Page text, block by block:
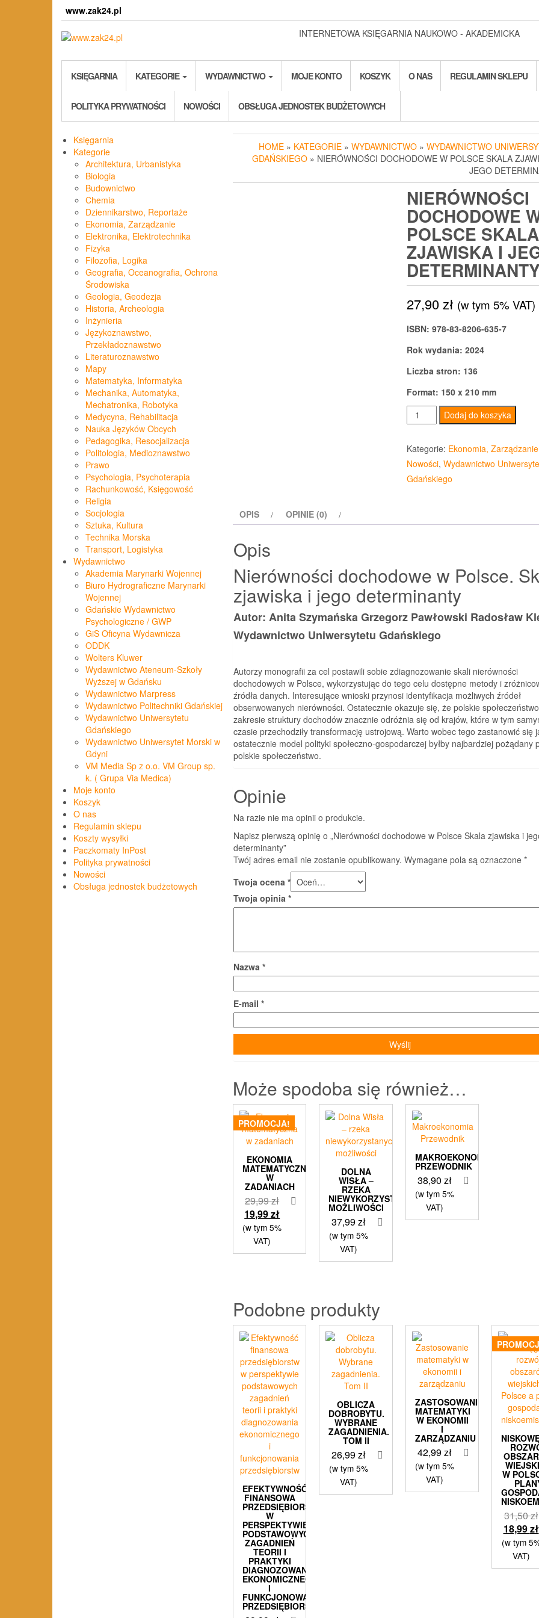
www.zak24.pl
INTERNETOWA KSIĘGARNIA NAUKOWO - AKADEMICKA
KSIĘGARNIA KATEGORIE WYDAWNICTWO MOJE KONTO KOSZYK O NAS REGULAMIN SKLEPU
POLITYKA PRYWATNOŚCI NOWOŚCI OBSŁUGA JEDNOSTEK BUDŻETOWYCH
Księgarnia
Kategorie
Architektura, Urbanistyka
Biologia
Budownictwo
Chemia
Dziennikarstwo, Reportaże
Ekonomia, Zarządzanie
Elektronika, Elektrotechnika
Fizyka
Filozofia, Logika
Geografia, Oceanografia, Ochrona
Środowiska
Geologia, Geodezja
Historia, Archeologia
Inżynieria
Językoznawstwo,
Przekładoznawstwo
Literaturoznawstwo
Mapy
Matematyka, Informatyka
Mechanika, Automatyka,
Mechatronika, Robotyka
Medycyna, Rehabilitacja
Nauka Języków Obcych
Pedagogika, Resocjalizacja
Politologia, Medioznawstwo
Prawo
Psychologia, Psychoterapia
Rachunkowość, Księgowość
Religia
Socjologia
Sztuka, Kultura
Technika Morska
Transport, Logistyka
Wydawnictwo
Akademia Marynarki Wojennej
Biuro Hydrograficzne Marynarki
Wojennej
Gdańskie Wydawnictwo
Psychologiczne / GWP
GiS Oficyna Wydawnicza
ODDK
Wolters Kluwer
Wydawnictwo Ateneum-Szkoły
Wyższej w Gdańsku
Wydawnictwo Marpress
Wydawnictwo Politechniki Gdańskiej
Wydawnictwo Uniwersytetu
Gdańskiego
Wydawnictwo Uniwersytet Morski w
Gdyni
VM Media Sp z o.o. VM Group sp.
k. ( Grupa Via Medica)
Moje konto
Koszyk
O nas
Regulamin sklepu
Koszty wysyłki
Paczkomaty InPost
Polityka prywatności
Nowości
Obsługa jednostek budżetowych
HOME » KATEGORIE » WYDAWNICTWO » WYDAWNICTWO
GDAŃSKIEGO » NIERÓWNOŚCI DOCHODOWE W POLSCE SKALA
JEGO
NIERÓWNOŚCI
DOCHODOWE
POLSCE SKALA
ZJAWISKA I
27,90zł (w tym 5% VAT)
ISBN: 978-83-8206-635-7
Rok wydania: 2024
Liczba stron: 136
Format: 150 x 210 mm
ilość
Nierówności
dochodowe
w
Polsce
Dodaj do koszyka
Kategorie: Ekonomia, Zarządzanie
Nowości, Wydawnictwo
Gdańskiego
OPIS OPINIE (0)
Opis
Nierówności dochodowe w Polsce.
zjawiska i jego determinanty
Autor: Anita Szymańska Grzegorz Pawłowski Radosław
Wydawnictwo Uniwersytetu Gdańskiego
Autorzy monografii za cel postawili sobie zdiagnozowanie skali nierówności
dochodowych w Polsce, wykorzystując do tego celu dostępne metody i
źródła danych. Interesujące wnioski przynosi identyfikacja możliwych źródeł
obserwowanych nierówności. Ostatecznie okazuje się, że polskie
zakresie struktury dochodów znacznie odróżnia się od krajów, które w tym
czasie przechodziły transformację ustrojową. Warto wobec tego zastanowić się
ostatecznie model polityki społeczno-gospodarczej byłby najbardziej pożądany
polskie społeczeństwo.
Opinie
Na razie nie ma opinii o produkcie.
Napisz pierwszą opinię o „Nierówności dochodowe w Polsce Skala zjawiska i
determinanty”
Twój adres email nie zostanie opublikowany. Wymagane pola są oznaczone *
Twoja ocena *
Twoja opinia *
Nazwa *
E-mail *
Może spodoba się również…
PROMOCJA!
EKONOMIA
MATEMATYCZNA
W
ZADANIACH
29,99złPierwotna
cena
wynosiła:
19,99złAktualna
cena
19,99 zł.
(w tym 5%
VAT)
DOLNA
WISŁA –
RZEKA
NIEWYKORZYSTANYCH
MOŻLIWOŚCI
37,99zł
(w tym 5%
VAT)
MAKROEKONOMIA
PRZEWODNIK
38,90zł
(w tym 5%
VAT)
Podobne produkty
EFEKTYWNOŚĆ
FINANSOWA
PRZEDSIĘBIORSTW
W
PERSPEKTYWIE
PODSTAWOWYCH
ZAGADNIEŃ
TEORII I
PRAKTYKI
DIAGNOZOWANIA
EKONOMICZNEGO
I
FUNKCJONOWANIA
PRZEDSIĘBIORSTW
OBLICZA
DOBROBYTU.
WYBRANE
ZAGADNIENIA.
TOM II
26,99zł
(w tym 5%
VAT)
ZASTOSOWANIE
MATEMATYKI
W EKONOMII
I
ZARZĄDZANIU
42,99zł
(w tym 5%
VAT)
W
31,50zł
18,99zł
(w tym
VAT)